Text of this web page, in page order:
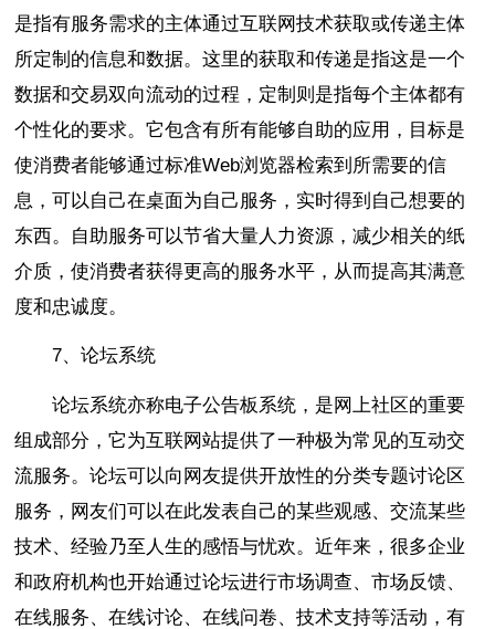
是指有服务需求的主体通过互联网技术获取或传递主体
所定制的信息和数据。这里的获取和传递是指这是一个
数据和交易双向流动的过程，定制则是指每个主体都有
个性化的要求。它包含有所有能够自助的应用，目标是
使消费者能够通过标准Web浏览器检索到所需要的信
息，可以自己在桌面为自己服务，实时得到自己想要的
东西。自助服务可以节省大量人力资源，减少相关的纸
介质，使消费者获得更高的服务水平，从而提高其满意
度和忠诚度。
7、论坛系统
论坛系统亦称电子公告板系统，是网上社区的重要
组成部分，它为互联网站提供了一种极为常见的互动交
流服务。论坛可以向网友提供开放性的分类专题讨论区
服务，网友们可以在此发表自己的某些观感、交流某些
技术、经验乃至人生的感悟与忧欢。近年来，很多企业
和政府机构也开始通过论坛进行市场调查、市场反馈、
在线服务、在线讨论、在线问卷、技术支持等活动，有